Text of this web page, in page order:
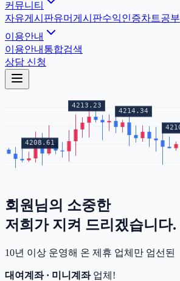
커뮤니티
자유게시판유머게시판수익인증차트공부
이용안내
이용안내 통합검색
상담 신청
회원님의 소중한
저희가 지켜 드리겠습니다.
10년 이상 운영해 온 제휴 업체만 엄선된
대여계좌 · 미니계좌업체!